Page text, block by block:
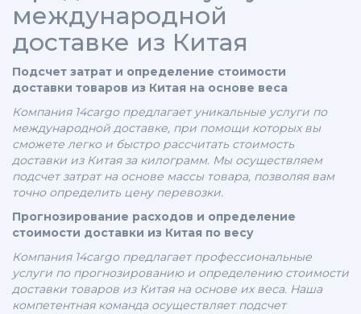
международной
доставке из Китая
Подсчет затрат и определение стоимости
доставки товаров из Китая на основе веса
Компания 14cargo предлагает уникальные услуги по
международной доставке, при помощи которых вы
сможете легко и быстро рассчитать стоимость
доставки из Китая за килограмм. Мы осуществляем
подсчет затрат на основе массы товара, позволяя вам
точно определить цену перевозки.
Прогнозирование расходов и определение
стоимости доставки из Китая по весу
Компания 14cargo предлагает профессиональные
услуги по прогнозированию и определению стоимости
доставки товаров из Китая на основе их веса. Наша
компетентная команда осуществляет подсчет